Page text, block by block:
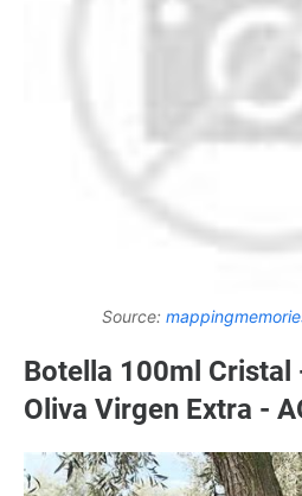
Source:
Botella 100ml Cristal
Oliva Virgen Extra -